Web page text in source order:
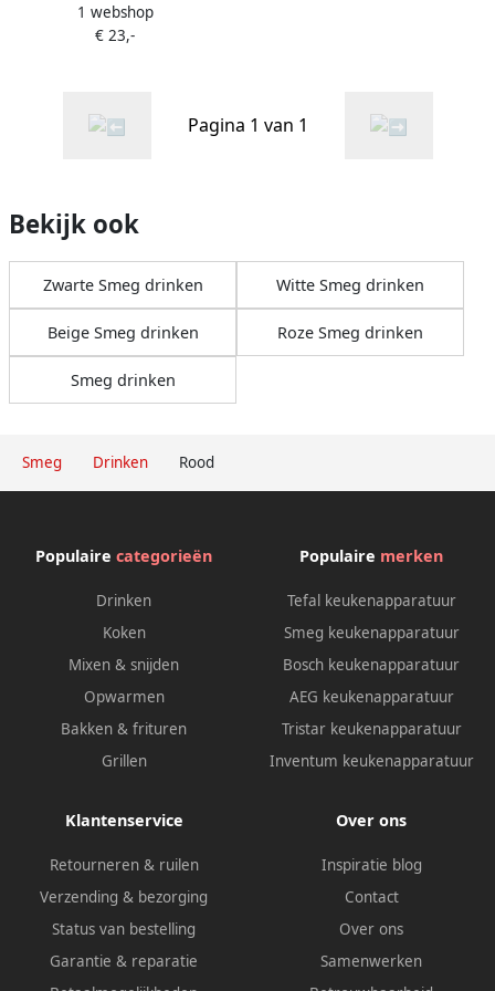
Smeg Drinken Rood
koffiemolen CGF01RDEU
Rood Jaren '50-stijl
1 webshop
€ 23,-
Pagina 1 van 1
Bekijk ook
Zwarte Smeg drinken Witte Smeg drinken
Beige Smeg drinken Roze Smeg drinken
Smeg drinken
Populaire categorieën
Drinken
Koken
Mixen & snijden
Opwarmen
Bakken & frituren
Grillen
Populaire merken
Tefal keukenapparatuur
Smeg keukenapparatuur
Bosch keukenapparatuur
AEG keukenapparatuur
Tristar keukenapparatuur
Inventum keukenapparatuur
Klantenservice
Retourneren & ruilen
Verzending & bezorging
Status van bestelling
Garantie & reparatie
Over ons
Inspiratie blog
Contact
Over ons
Samenwerken